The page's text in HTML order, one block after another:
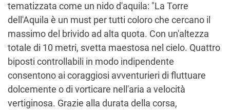
tematizzata come un nido d'aquila: "La Torre
dell'Aquila è un must per tutti coloro che cercano il
massimo del brivido ad alta quota. Con un'altezza
totale di 10 metri, svetta maestosa nel cielo. Quattro
biposti controllabili in modo indipendente
consentono ai coraggiosi avventurieri di fluttuare
dolcemente o di vorticare nell'aria a velocità
vertiginosa. Grazie alla durata della corsa,